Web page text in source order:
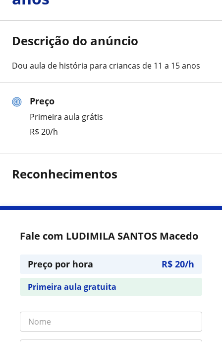
Preço
Primeira aula grátis
R$ 20/h
Descrição do anúncio
Dou aula de história para criancas de 11 a 15 anos
Reconhecimentos
Fale com LUDIMILA SANTOS Macedo
Preço por hora R$ 20/h
Primeira aula gratuita